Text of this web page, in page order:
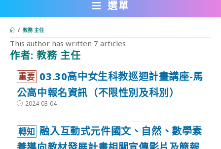
選單
作者: 教務 主任
This author has written 7 articles
/ 教務 主任
重要 03.30高中女生科教巡迴計畫講座-馬
公高中報名資訊（不限性別及科別）
Post2024-03-04
轉知 融入互動式元件國文、自然、數學素